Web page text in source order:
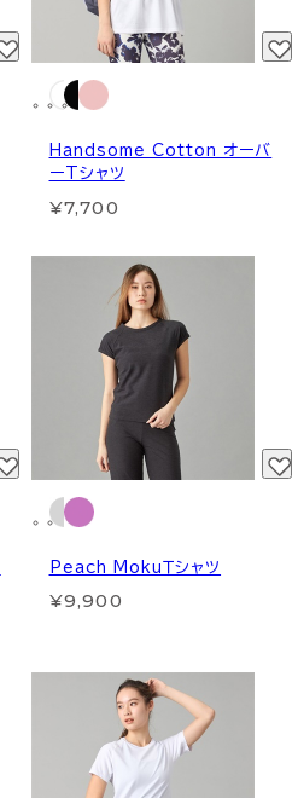
Handsome Cotton オーバ
ーTシャツ
¥7,700
Peach MokuＴシャツ
¥9,900